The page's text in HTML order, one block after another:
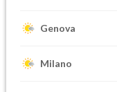
Genova
Milano